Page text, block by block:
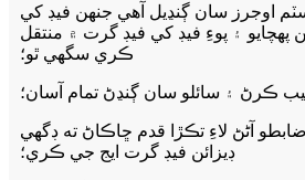
اوجرز سان ڳنڍيل آهي جنهن فيڊ کي
پهچايو ۽ پوءِ فيڊ کي فيڊ گرت ۾ منتقل
ڪري سگهي ٿو؛
ڪرڻ ۽ سائلو سان ڳنڍڻ تمام آسان؛
آڻڻ لاءِ تڪڙا قدم ڇاڪاڻ ته ڊگھي
ڊيزائن فيڊ گرت ايج جي ڪري؛